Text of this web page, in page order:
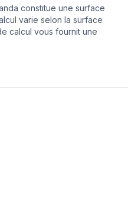
constitue une surface
varie selon la surface
calcul vous fournit une